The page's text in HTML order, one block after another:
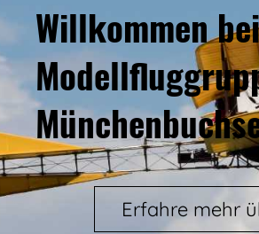
Willkommen
Erfahre mehr